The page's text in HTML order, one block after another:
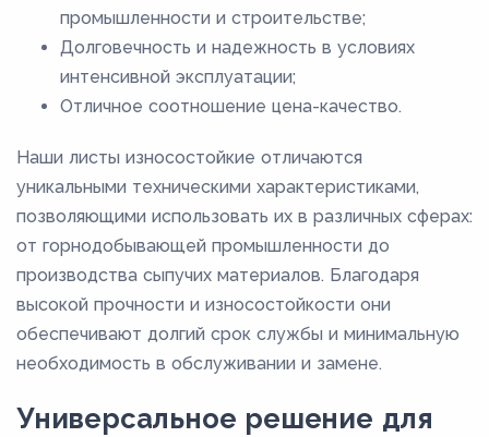
промышленности и строительстве;
Долговечность и надежность в условиях
интенсивной эксплуатации;
Отличное соотношение цена-качество.
Наши листы износостойкие отличаются
уникальными техническими характеристиками,
позволяющими использовать их в различных сферах:
от горнодобывающей промышленности до
производства сыпучих материалов. Благодаря
высокой прочности и износостойкости они
обеспечивают долгий срок службы и минимальную
необходимость в обслуживании и замене.
Универсальное решение для